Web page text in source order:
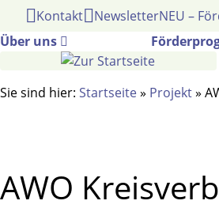
Gehe
Inhalt
Kontakt NewsletterNEU –
Über uns
Sie sind hier: Startseite» Projekt»
AWO